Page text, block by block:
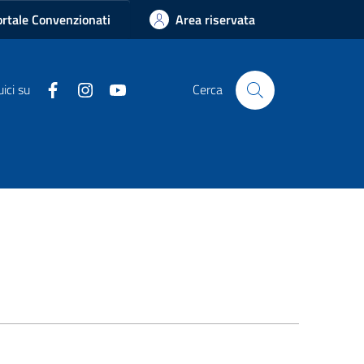
Convenzionati Area riservata
su FacebookInstagram Cerca